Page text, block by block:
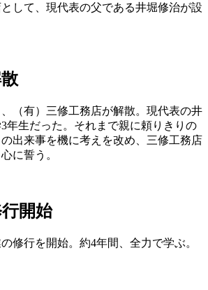
して、現代表の父である井堀修治が設
（有）三修工務店が解散。現代表の井
年生だった。それまで親に頼りきりの
出来事を機に考えを改め、三修工務店
に誓う。
開始
修行を開始。約4年間、全力で学ぶ。